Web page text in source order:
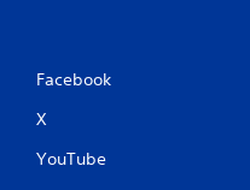
Facebook
X
YouTube